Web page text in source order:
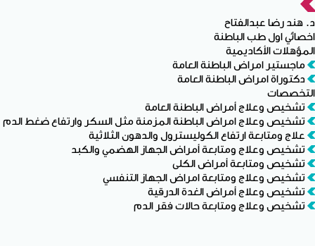
د. هند رضا عبدالفتاح
اخصائي اول طب الباطنة
المؤهلات الأكاديمية
ماجستير امراض الباطنة العامة
دكتوراة امراض الباطنة العامة
التخصصات
تشخيص وعلاج أمراض الباطنة العامة
تشخيص وعلاج امراض الباطنة المزمنة مثل السكر وارتفاع ضغط الدم
علاج ومتابعة ارتفاع الكوليسترول والدهون الثلاثية
تشخيص وعلاج ومتابعة أمراض الجهاز الهضمي والكبد
تشخيص ومتابعة أمراض الكلى
تشخيص وعلاج ومتابعة امراض الجهاز التنفسي
تشخيص وعلاج أمراض الغدة الدرقية
تشخيص وعلاج ومتابعة حالات فقر الدم